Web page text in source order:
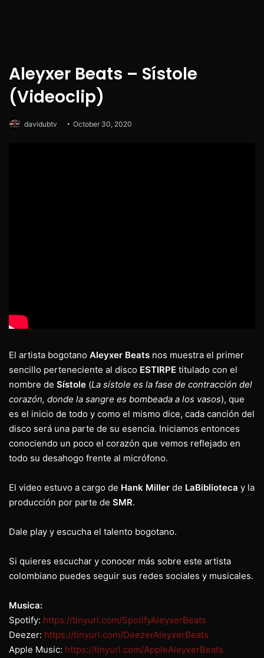
Aleyxer Beats – Sístole
(Videoclip)
davidubtv October 30, 2020
El artista bogotano Aleyxer Beats nos muestra el primer
sencillo perteneciente al disco ESTIRPE titulado con el
nombre de Sístole (La sístole es la fase de contracción del
corazón, donde la sangre es bombeada a los vasos), que
es el inicio de todo y como el mismo dice, cada canción del
disco será una parte de su esencia. Iniciamos entonces
conociendo un poco el corazón que vemos reflejado en
todo su desahogo frente al micrófono.
El video estuvo a cargo de Hank Miller de LaBiblioteca y la
producción por parte de SMR.
Dale play y escucha el talento bogotano.
Si quieres escuchar y conocer más sobre este artista
colombiano puedes seguir sus redes sociales y musicales.
Musica:
Spotify: https://tinyurl.com/SpotifyAleyxerBeats
Deezer: https://tinyurl.com/DeezerAleyxerBeats
Apple Music: https://tinyurl.com/AppleAleyxerBeats